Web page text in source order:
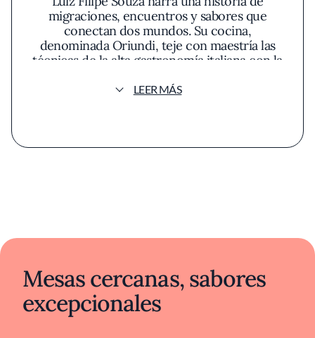
migraciones, encuentros y sabores que
conectan dos mundos. Su cocina,
denominada Oriundi, teje con maestría las
técnicas de la alta gastronomía italiana con la
un diálogo que le ha valido el reconocimiento
LEER MÁS
Mesas cercanas, sabores
excepcionales